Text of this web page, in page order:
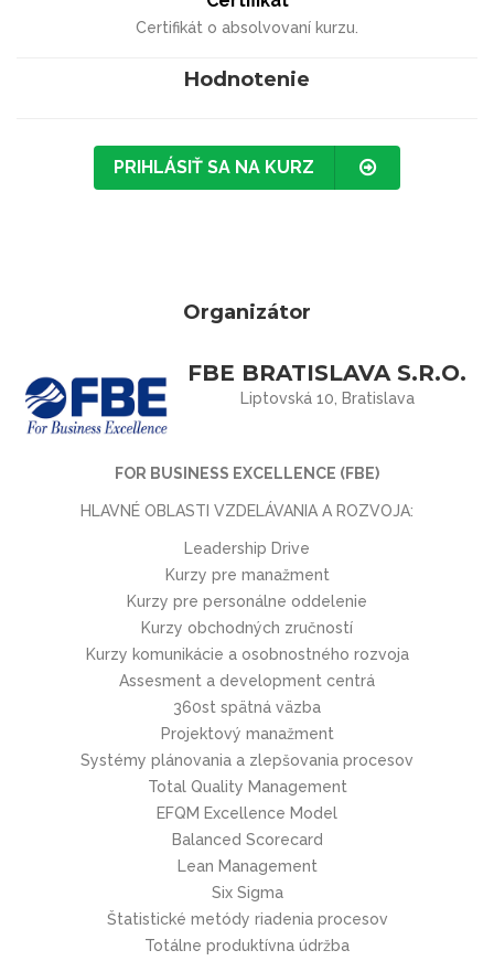
Certifikát o absolvovaní kurzu.
Hodnotenie
PRIHLÁSIŤ SA NA KURZ
Organizátor
FBE BRATISLAVA S.R.O.
Liptovská 10, Bratislava
FOR BUSINESS EXCELLENCE (FBE)
HLAVNÉ OBLASTI VZDELÁVANIA A ROZVOJA:
Leadership Drive
Kurzy pre manažment
Kurzy pre personálne oddelenie
Kurzy obchodných zručností
Kurzy komunikácie a osobnostného rozvoja
Assesment a development centrá
360st spätná väzba
Projektový manažment
Systémy plánovania a zlepšovania procesov
Total Quality Management
EFQM Excellence Model
Balanced Scorecard
Lean Management
Six Sigma
Štatistické metódy riadenia procesov
Totálne produktívna údržba